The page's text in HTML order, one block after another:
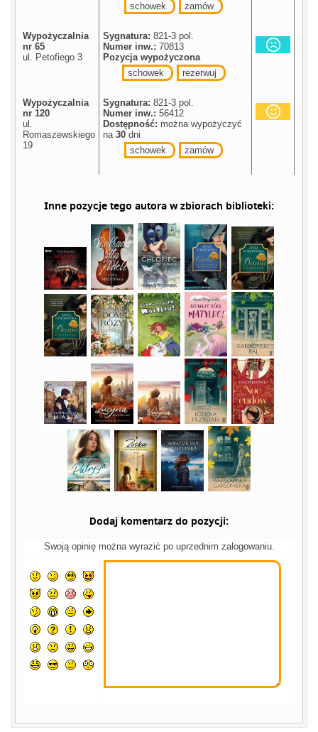
schowek
zamów
Wypożyczalnia
nr 65
ul. Petofiego 3
Sygnatura: 821-3 pol.
Numer inw.: 70813
Pozycja wypożyczona
schowek
rezerwuj
Wypożyczalnia
nr 120
ul.
Romaszewskiego
19
Sygnatura: 821-3 pol.
Numer inw.: 56412
Dostępność: można wypożyczyć
na30 dni
schowek
zamów
Inne pozycje tego autora w zbiorach biblioteki:
Dodaj komentarz do pozycji:
Swoją opinię można wyrazić po uprzednim zalogowaniu.